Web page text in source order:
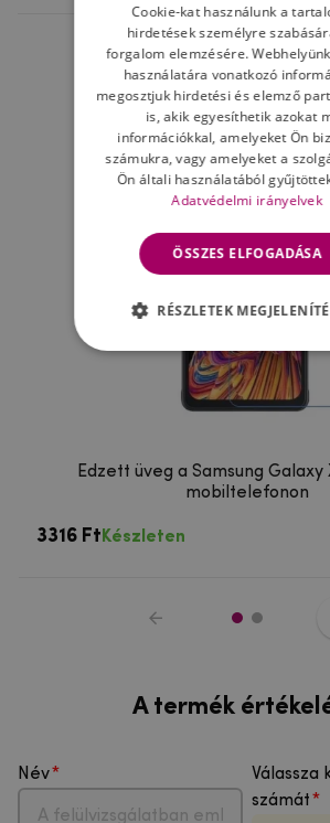
Ne felejtsd
Edzett üveg a Samsung
mobiltelefonon
3316 Ft Készleten
A termék
Név
Válassza
számát
Cookie-kat használunk a
hirdetések személyre
forgalom elemzésére.
használatára vonatkozó
megosztjuk hirdetési és elemző
is, akik egyesíthetik azokat
információkkal, amelyeket Ön
számukra, vagy amelyeket a
Ön általi használatából
Adatvédelmi irányelvek
ÖSSZES ELFOGADÁSA
RÉSZLETEK